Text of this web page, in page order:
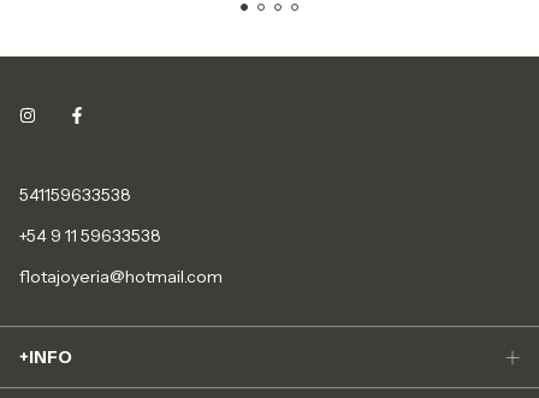
541159633538
+54 9 11 59633538
flotajoyeria@hotmail.com
+INFO